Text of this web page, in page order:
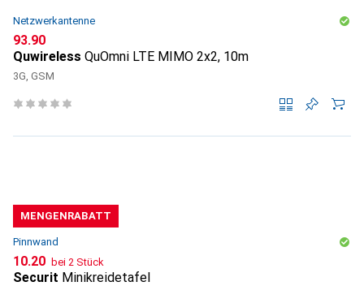
Netzwerkantenne
CHF
93.90
Quwireless QuOmni LTE MIMO 2x2, 10m
3G, GSM
MENGENRABATT
Pinnwand
CHF
10.20 bei 2 Stück
Securit Minikreidetafel